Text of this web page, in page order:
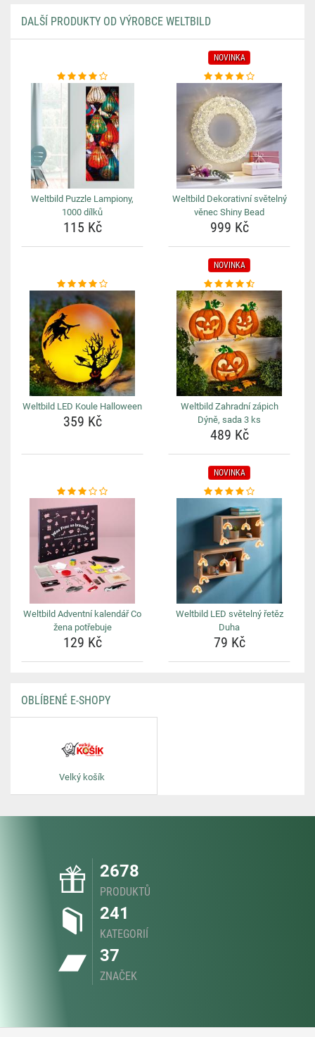
DALŠÍ PRODUKTY OD VÝROBCE WELTBILD
Weltbild Puzzle Lampiony,
1000 dílků
115 Kč
NOVINKA
Weltbild Dekorativní světelný
věnec Shiny Bead
999 Kč
Weltbild LED Koule Halloween
359 Kč
NOVINKA
Weltbild Zahradní zápich
Dýně, sada 3 ks
489 Kč
Weltbild Adventní kalendář Co
žena potřebuje
129 Kč
NOVINKA
Weltbild LED světelný řetěz
Duha
79 Kč
OBLÍBENÉ E-SHOPY
Velký košík
2678
PRODUKTŮ
241
KATEGORIÍ
37
ZNAČEK